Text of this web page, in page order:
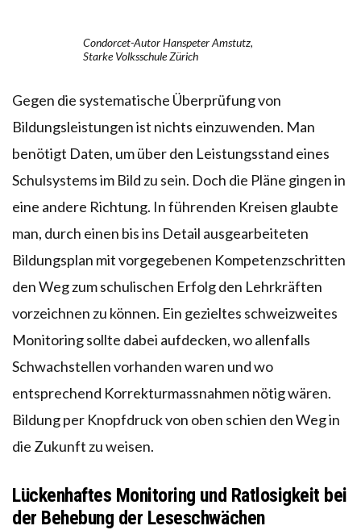
Condorcet-Autor Hanspeter Amstutz,
Starke Volksschule Zürich
Gegen die systematische Überprüfung von
Bildungsleistungen ist nichts einzuwenden. Man
benötigt Daten, um über den Leistungsstand eines
Schulsystems im Bild zu sein. Doch die Pläne gingen in
eine andere Richtung. In führenden Kreisen glaubte
man, durch einen bis ins Detail ausgearbeiteten
Bildungsplan mit vorgegebenen Kompetenzschritten
den Weg zum schulischen Erfolg den Lehrkräften
vorzeichnen zu können. Ein gezieltes schweizweites
Monitoring sollte dabei aufdecken, wo allenfalls
Schwachstellen vorhanden waren und wo
entsprechend Korrekturmassnahmen nötig wären.
Bildung per Knopfdruck von oben schien den Weg in
die Zukunft zu weisen.
Lückenhaftes Monitoring und Ratlosigkeit bei
der Behebung der Leseschwächen